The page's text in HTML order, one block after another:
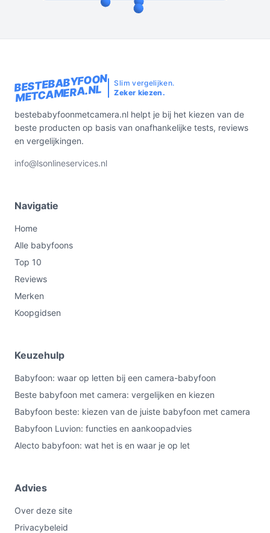
BESTEBABYFOON
METCAMERA.NL
Slim vergelijken.
Zeker kiezen.
bestebabyfoonmetcamera.nl helpt je bij het kiezen van de
beste producten op basis van onafhankelijke tests, reviews
en vergelijkingen.
info@lsonlineservices.nl
Navigatie
Home
Alle babyfoons
Top 10
Reviews
Merken
Koopgidsen
Keuzehulp
Babyfoon: waar op letten bij een camera-babyfoon
Beste babyfoon met camera: vergelijken en kiezen
Babyfoon beste: kiezen van de juiste babyfoon met camera
Babyfoon Luvion: functies en aankoopadvies
Alecto babyfoon: wat het is en waar je op let
Advies
Over deze site
Privacybeleid